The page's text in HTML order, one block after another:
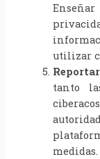
utilizar
tanto
medidas.